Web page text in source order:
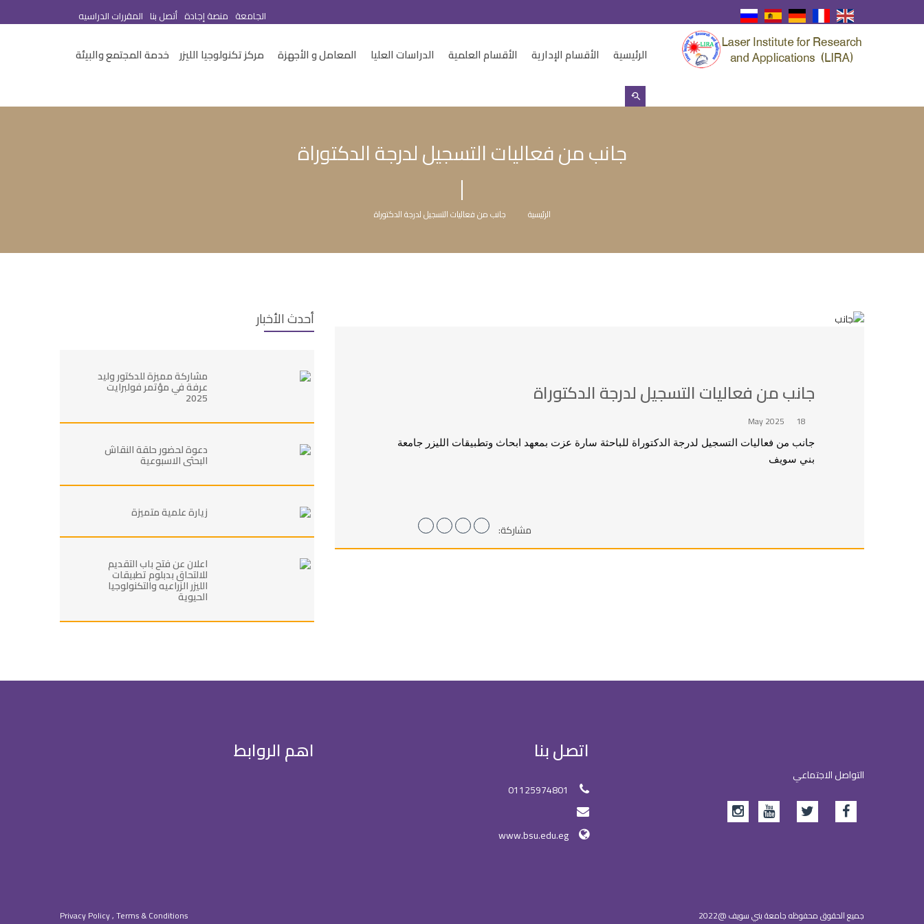
الجامعة منصة إجادة أتصل بنا المقررات الدراسيه
الرئيسية الأقسام الإدارية الأقسام العلمية الدراسات العليا المعامل و الأجهزة مركز تكنولوجيا الليزر خدمة المجتمع والبيئة
جانب من فعاليات التسجيل لدرجة الدكتوراة
الرئيسية جانب من فعاليات التسجيل لدرجة الدكتوراة
جانب من فعاليات التسجيل لدرجة الدكتوراة
18 May 2025
جانب من فعاليات التسجيل لدرجة الدكتوراة للباحثة سارة عزت بمعهد ابحاث وتطبيقات الليزر جامعة
بني سويف
مشاركة:
أحدث الأخبار
مشاركة مميزة للدكتور وليد
عرفة في مؤتمر فولبرايت
2025
دعوة لحضور حلقة النقاش
البحثي الاسبوعية
زيارة علمية متميزة
اعلان عن فتح باب التقديم
للالتحاق بدبلوم تطبيقات
الليزر الزراعيه والتكنولوجيا
الحيوية
التواصل الاجتماعي
اتصل بنا
01125974801
www.bsu.edu.eg
اهم الروابط
جميع الحقوق محفوظه جامعة بني سويف @2022 Privacy Policy , Terms & Conditions